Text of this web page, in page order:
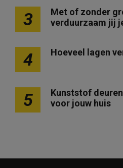
a
e
r
n
3
Met of zonder
verduurzaam jij
4 Hoeveel lagen
5
Kunststof
voor jouw huis